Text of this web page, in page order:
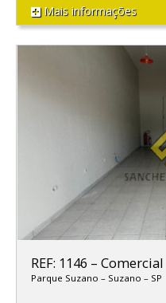
Mais informações
REF: 1146 – Comercial
Parque Suzano – Suzano – SP